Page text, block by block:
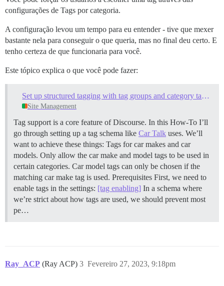
configurações de Tags por categoria.
A configuração levou um tempo para eu entender - tive que mexer
bastante nela para conseguir o que queria, mas no final deu certo. E
tenho certeza de que funcionaria para você.
Este tópico explica o que você pode fazer:
Set up structured tagging with tag groups and category tag restrictions
Site Management
Tag support is a core feature of Discourse. In this How-To I’ll
go through setting up a tag schema like Car Talk uses. We’ll
want to achieve these things: Tags for car makes and car
models. Only allow the car make and model tags to be used in
certain categories. Car model tags can only be chosen if the
matching car make tag is used. Prerequisites First, we need to
enable tags in the settings: [tag enabling] In a schema where
we’re strict about how tags are used, we should prevent most
pe…
Ray_ACP (Ray ACP) Fevereiro 27, 2023, 9:18pm
3